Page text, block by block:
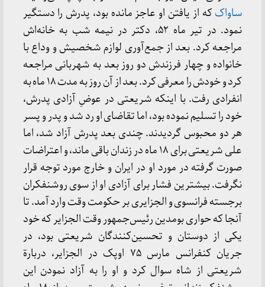
ساواککه از یافتن او عاجز مانده بود، پدرش را دستگیر
نمود. در تیر ماه ۵۲، دکتر در نیمه شب به خانه‌اش
مراجعه کرد. بعد از جمع‌آوری لوازم شخصیش و وداع با
خانواده و چهار فرزندش دو روز بعد به شهربانی مراجعه
کرد و خودش را معرفی کرد. بعد از آن روز به مدت ۱۸ ماه به
انفرادی رفت. با اینکه شریعتی در عوضِ آزادی پدرش،
خود را تسلیم نموده بود، اما تقاضای او رد شد و پدر و پسر
هر دو محبوس گردیدند. چندی بعد پدرش آزاد شد، اما
علی شریعتی برای ١۸ ماه در زندان باقی ماند، و اعتراضات
صورت گرفته در مورد او در ایران و خارج مورد توجه قرار
نگرفت. بیشترین فشار برای آزادی او از سوی روشنفکران
برجسته فرانسوی و الجزایری بر حکومت وقت وارد آمد. تا
آنجا که حواری بومدین رئیس‌جمهور وقت الجزایر که خود
یکی از دوستان و تحسین‌کنندگان شریعتی بود، در
جریان کنفرانس مارس ۷۵ اوپک در الجزایر، دربارة
شریعتی از شاه سوال کرد و او را به آزاد نمودن این